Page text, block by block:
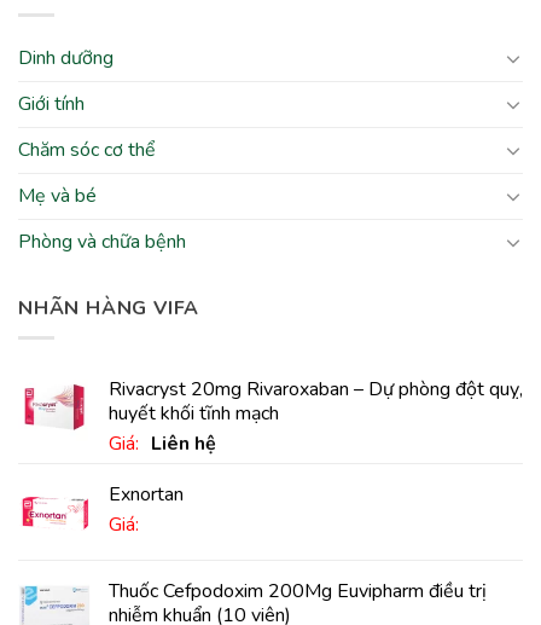
Dinh dưỡng
Giới tính
Chăm sóc cơ thể
Mẹ và bé
Phòng và chữa bệnh
NHÃN HÀNG VIFA
Rivacryst 20mg Rivaroxaban – Dự phòng đột quỵ,
huyết khối tĩnh mạch
Giá: Liên hệ
Exnortan
Giá:
Thuốc Cefpodoxim 200Mg Euvipharm điều trị
nhiễm khuẩn (10 viên)